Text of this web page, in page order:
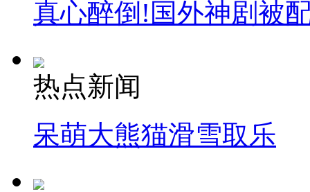
司机酒驾遇交警 急速倒车逃窜
真心醉倒!国外神剧被
热点新闻
呆萌大熊猫滑雪取乐